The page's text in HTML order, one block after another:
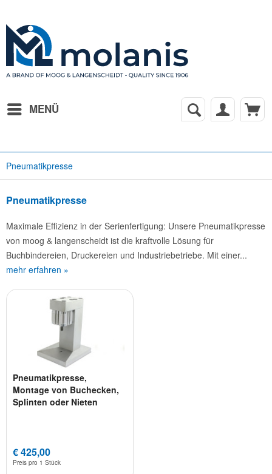
MENÜ
Pneumatikpresse
Pneumatikpresse
Maximale Effizienz in der Serienfertigung: Unsere Pneumatikpresse
von moog & langenscheidt ist die kraftvolle Lösung für
Buchbindereien, Druckereien und Industriebetriebe. Mit einer...
mehr erfahren »
Pneumatikpresse,
Montage von Buchecken,
Splinten oder Nieten
€ 425,00
Preis pro 1 Stück